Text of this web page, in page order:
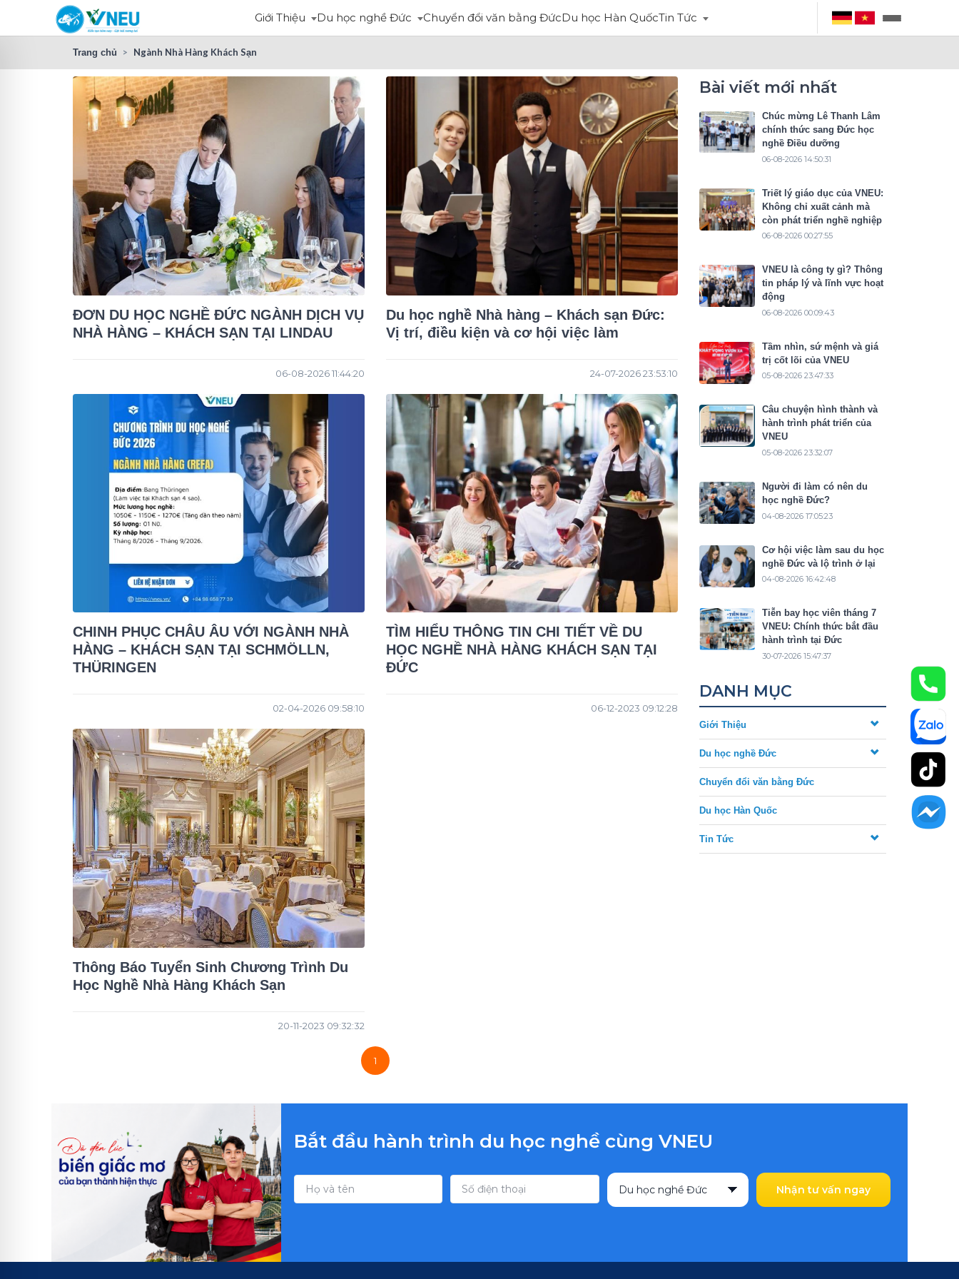
Giới Thiệu Du học nghề Đức Chuyển đổi văn bằng ĐứcDu học Hàn QuốcTin Tức
Trang chủ Ngành Nhà Hàng Khách Sạn
ĐƠN DU HỌC NGHỀ ĐỨC NGÀNH DỊCH VỤ
NHÀ HÀNG – KHÁCH SẠN TẠI LINDAU
06-08-2026 11:44:20
Du học nghề Nhà hàng – Khách sạn Đức:
Vị trí, điều kiện và cơ hội việc làm
24-07-2026 23:53:10
CHINH PHỤC CHÂU ÂU VỚI NGÀNH NHÀ
HÀNG – KHÁCH SẠN TẠI SCHMÖLLN,
THÜRINGEN
02-04-2026 09:58:10
TÌM HIỂU THÔNG TIN CHI TIẾT VỀ DU
HỌC NGHỀ NHÀ HÀNG KHÁCH SẠN TẠI
ĐỨC
06-12-2023 09:12:28
Thông Báo Tuyển Sinh Chương Trình Du
Học Nghề Nhà Hàng Khách Sạn
20-11-2023 09:32:32
1
Bài viết mới nhất
Chúc mừng Lê Thanh Lâm
chính thức sang Đức học
nghề Điều dưỡng
06-08-2026 14:50:31
Triết lý giáo dục của VNEU:
Không chỉ xuất cảnh mà
còn phát triển nghề nghiệp
06-08-2026 00:27:55
VNEU là công ty gì? Thông
tin pháp lý và lĩnh vực hoạt
động
06-08-2026 00:09:43
Tầm nhìn, sứ mệnh và giá
trị cốt lõi của VNEU
05-08-2026 23:47:33
Câu chuyện hình thành và
hành trình phát triển của
VNEU
05-08-2026 23:32:07
Người đi làm có nên du
học nghề Đức?
04-08-2026 17:05:23
Cơ hội việc làm sau du học
nghề Đức và lộ trình ở lại
04-08-2026 16:42:48
Tiễn bay học viên tháng 7
VNEU: Chính thức bắt đầu
hành trình tại Đức
30-07-2026 15:47:37
DANH MỤC
Giới Thiệu
Du học nghề Đức
Chuyển đổi văn bằng Đức
Du học Hàn Quốc
Tin Tức
Bắt đầu hành trình du học nghề cùng VNEU
Nhận tư vấn ngay